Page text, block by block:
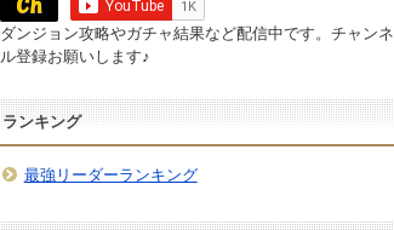
ダンジョン攻略やガチャ結果など配信中です。チャンネ
ル登録お願いします♪
ランキング
最強リーダーランキング